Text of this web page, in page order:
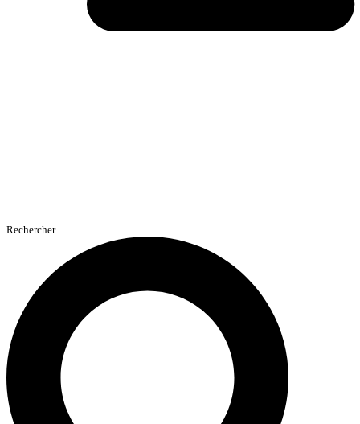
Rechercher